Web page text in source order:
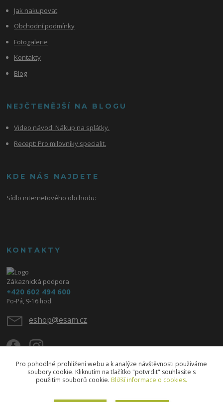
Jak nakupovat
Obchodní podmínky
Fotogalerie
Kontakty
Blog
NEJČTENĚJŠÍ NA BLOGU
Video návod: Nákup na splátky.
Recept: Pro milovníky specialit.
KDE NÁS NAJDETE
Sídlo internetového obchodu:
KONTAKTY
Zákaznická podpora
+420 602 494 600
Po-Pá, 9-16 hod.
eshop@esam.cz
Pro pohodlné prohlížení webu a k analýze návštěvnosti používáme
soubory cookie. Kliknutím na tlačítko "potvrdit" souhlasíte s
použitím souborů cookie. Bližší informace o cookies.